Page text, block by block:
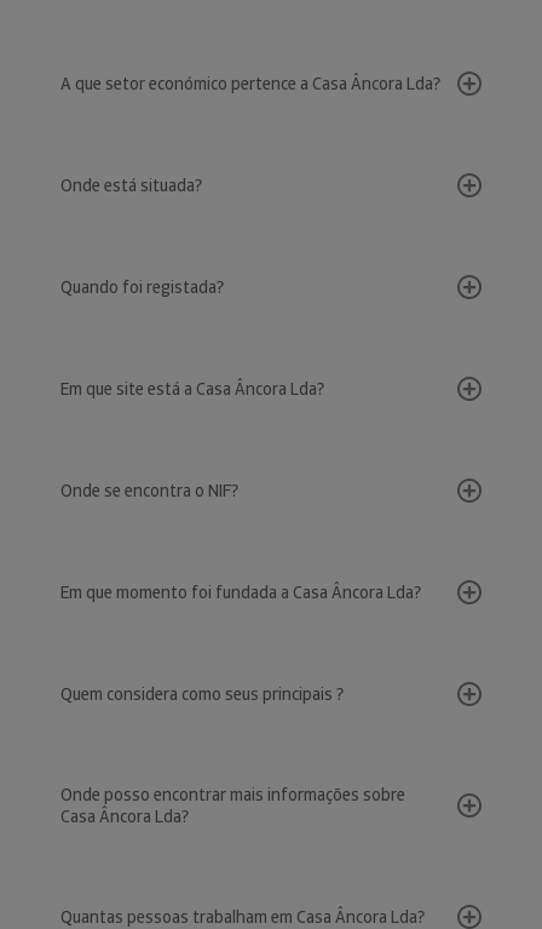
A que setor económico pertence a Casa Âncora Lda?
Onde está situada?
Quando foi registada?
Em que site está a Casa Âncora Lda?
Onde se encontra o NIF?
Em que momento foi fundada a Casa Âncora Lda?
Quem considera como seus principais ?
Onde posso encontrar mais informações sobre
Casa Âncora Lda?
Quantas pessoas trabalham em Casa Âncora Lda?